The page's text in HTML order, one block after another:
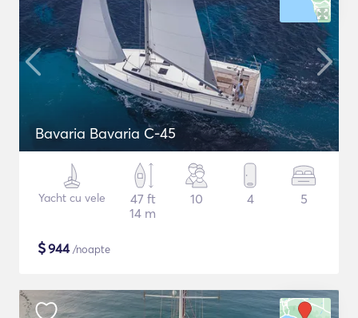
Bavaria Bavaria C-45
Yacht cu vele
47 ft
14 m
10 4 5
$944/noapte